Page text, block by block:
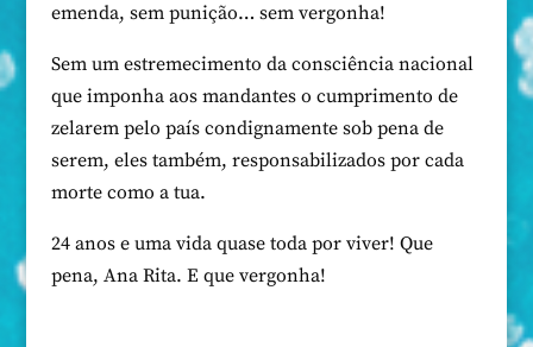
emenda, sem punição… sem vergonha!
Sem um estremecimento da consciência nacional
que imponha aos mandantes o cumprimento de
zelarem pelo país condignamente sob pena de
serem, eles também, responsabilizados por cada
morte como a tua.
24 anos e uma vida quase toda por viver! Que
pena, Ana Rita. E que vergonha!